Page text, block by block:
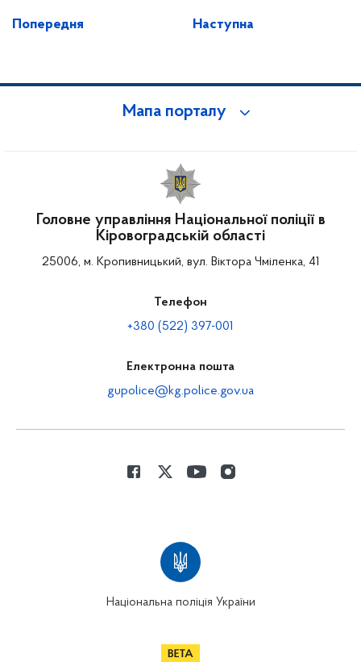
Попередня Наступна
Мапа порталу
Головне управління Національної поліції в
Кіровоградській області
25006, м. Кропивницький, вул. Віктора Чміленка, 41
Телефон
+380 (522) 397-001
Електронна пошта
gupolice@kg.police.gov.ua
Національна поліція України